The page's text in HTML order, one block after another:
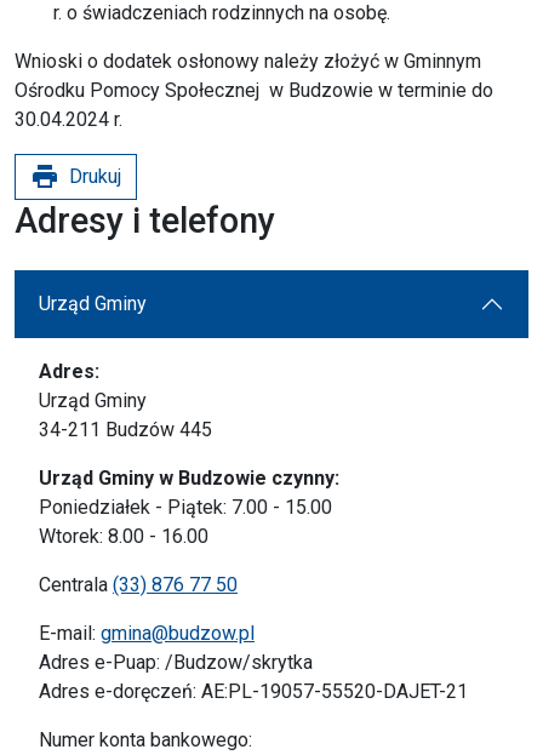
r. o świadczeniach rodzinnych na osobę.
Wnioski o dodatek osłonowy należy złożyć w Gminnym
Ośrodku Pomocy Społecznej w Budzowie w terminie do
30.04.2024 r.
print Drukuj
Adresy i telefony
Urząd Gminy
Adres:
Urząd Gminy
34-211 Budzów 445
Urząd Gminy w Budzowie czynny:
Poniedziałek - Piątek: 7.00 - 15.00
Wtorek: 8.00 - 16.00
Centrala (33) 876 77 50
E-mail: gmina@budzow.pl
Adres e-Puap: /Budzow/skrytka
Adres e-doręczeń: AE:PL-19057-55520-DAJET-21
Numer konta bankowego: